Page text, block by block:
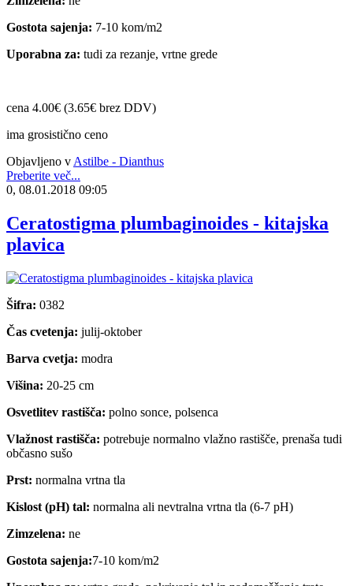
Gostota sajenja: 7-10 kom/m2
Uporabna za: tudi za rezanje, vrtne grede
cena 4.00€ (3.65€ brez DDV)
ima grosistično ceno
Objavljeno vAstilbe - Dianthus
Preberite več...
0, 08.01.2018 09:05
Ceratostigma plumbaginoides - kitajska
plavica
Šifra: 0382
Čas cvetenja: julij-oktober
Barva cvetja: modra
Višina: 20-25 cm
Osvetlitev rastišča: polno sonce, polsenca
Vlažnost rastišča: potrebuje normalno vlažno rastišče, prenaša tudi
občasno sušo
Prst: normalna vrtna tla
Kislost (pH) tal: normalna ali nevtralna vrtna tla (6-7 pH)
Zimzelena: ne
Gostota sajenja:7-10 kom/m2